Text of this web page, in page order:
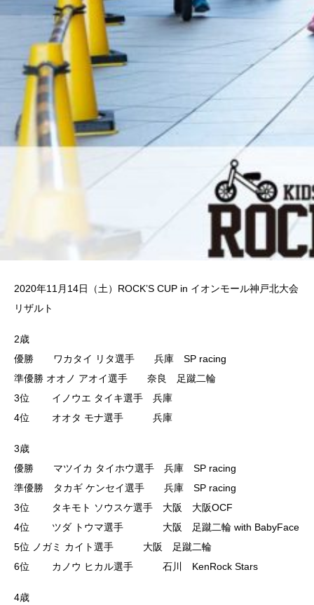
2020年11月14日（土）ROCK’S CUP in イオンモール神戸北大会
リザルト
2歳
優勝 ワカタイ リタ選手 兵庫 SP racing
準優勝 オオノ アオイ選手 奈良 足蹴二輪
3位 イノウエ タイキ選手 兵庫
4位 オオタ モナ選手 兵庫
3歳
優勝 マツイカ タイホウ選手 兵庫 SP racing
準優勝 タカギ ケンセイ選手 兵庫 SP racing
3位 タキモト ソウスケ選手 大阪 大阪OCF
4位 ツダ トウマ選手 大阪 足蹴二輪 with BabyFace
5位 ノガミ カイト選手 大阪 足蹴二輪
6位 カノウ ヒカル選手 石川 KenRock Stars
4歳